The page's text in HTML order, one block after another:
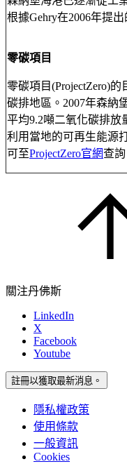
根據Gehry在2006年提
零碳項目
零碳項目(ProjectZero)
碳排地區。2007年森納
平均9.2噸二氧化碳排放
利用當地的可再生能源
可至ProjectZero官網查詢
關注丹佛斯
LinkedIn
X
Facebook
Youtube
註冊以獲取最新消息。
隱私權政策
使用條款
一般資訊
Cookies